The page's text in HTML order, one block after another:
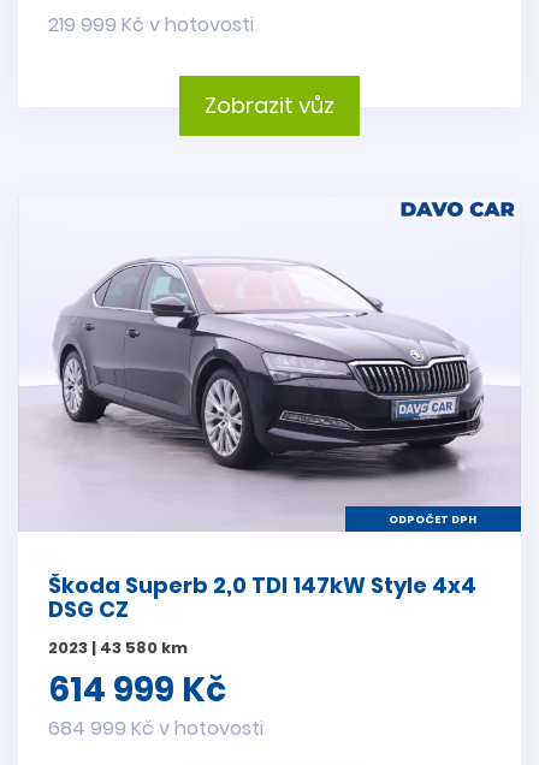
219 999 Kč v hotovosti
Zobrazit vůz
ODPOČET DPH
Škoda Superb 2,0 TDI 147kW Style 4x4
DSG CZ
2023 | 43 580 km
614 999 Kč
684 999 Kč v hotovosti